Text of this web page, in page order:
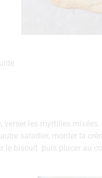
verser les myrtilles
saladier, monter la
le biscuit puis placer au